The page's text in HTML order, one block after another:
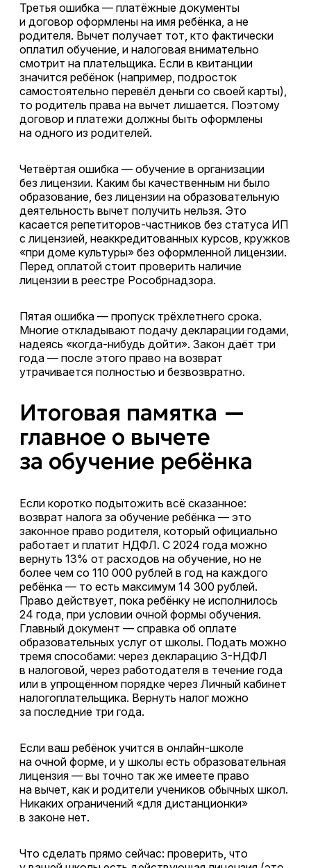
Третья ошибка — платёжные документы
и договор оформлены на имя ребёнка, а не
родителя. Вычет получает тот, кто фактически
оплатил обучение, и налоговая внимательно
смотрит на плательщика. Если в квитанции
значится ребёнок (например, подросток
самостоятельно перевёл деньги со своей карты),
то родитель права на вычет лишается. Поэтому
договор и платежи должны быть оформлены
на одного из родителей.
Четвёртая ошибка — обучение в организации
без лицензии. Каким бы качественным ни было
образование, без лицензии на образовательную
деятельность вычет получить нельзя. Это
касается репетиторов-частников без статуса ИП
с лицензией, неаккредитованных курсов, кружков
«при доме культуры» без оформленной лицензии.
Перед оплатой стоит проверить наличие
лицензии в реестре Рособрнадзора.
Пятая ошибка — пропуск трёхлетнего срока.
Многие откладывают подачу декларации годами,
надеясь «когда-нибудь дойти». Закон даёт три
года — после этого право на возврат
утрачивается полностью и безвозвратно.
Итоговая памятка —
главное о вычете
за обучение ребёнка
Если коротко подытожить всё сказанное:
возврат налога за обучение ребёнка — это
законное право родителя, который официально
работает и платит НДФЛ. С 2024 года можно
вернуть 13% от расходов на обучение, но не
более чем со 110 000 рублей в год на каждого
ребёнка — то есть максимум 14 300 рублей.
Право действует, пока ребёнку не исполнилось
24 года, при условии очной формы обучения.
Главный документ — справка об оплате
образовательных услуг от школы. Подать можно
тремя способами: через декларацию 3-НДФЛ
в налоговой, через работодателя в течение года
или в упрощённом порядке через Личный кабинет
налогоплательщика. Вернуть налог можно
за последние три года.
Если ваш ребёнок учится в онлайн-школе
на очной форме, и у школы есть образовательная
лицензия — вы точно так же имеете право
на вычет, как и родители учеников обычных школ.
Никаких ограничений «для дистанционки»
в законе нет.
Что сделать прямо сейчас: проверить, что